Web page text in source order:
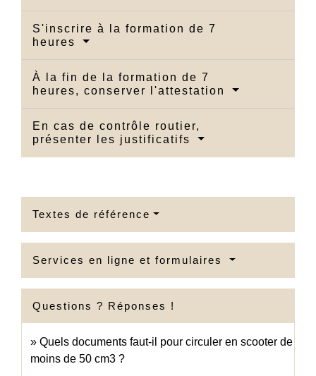
S'inscrire à la formation de 7
heures
À la fin de la formation de 7
heures, conserver l'attestation
En cas de contrôle routier,
présenter les justificatifs
Textes de référence
Services en ligne et formulaires
Questions ? Réponses !
Quels documents faut-il pour circuler en scooter de
moins de 50 cm3 ?